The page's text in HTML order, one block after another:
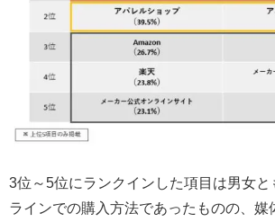
3位～5位にランクインした項目は男女と
ラインでの購入方法であったものの、媒